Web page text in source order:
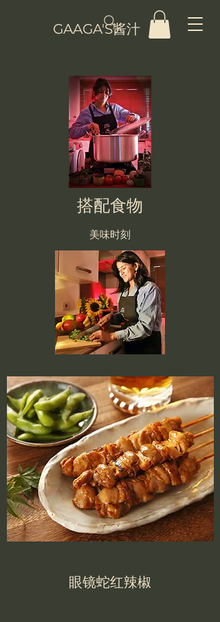
GAAGA'S酱汁
搭配食物
美味时刻
眼镜蛇红辣椒